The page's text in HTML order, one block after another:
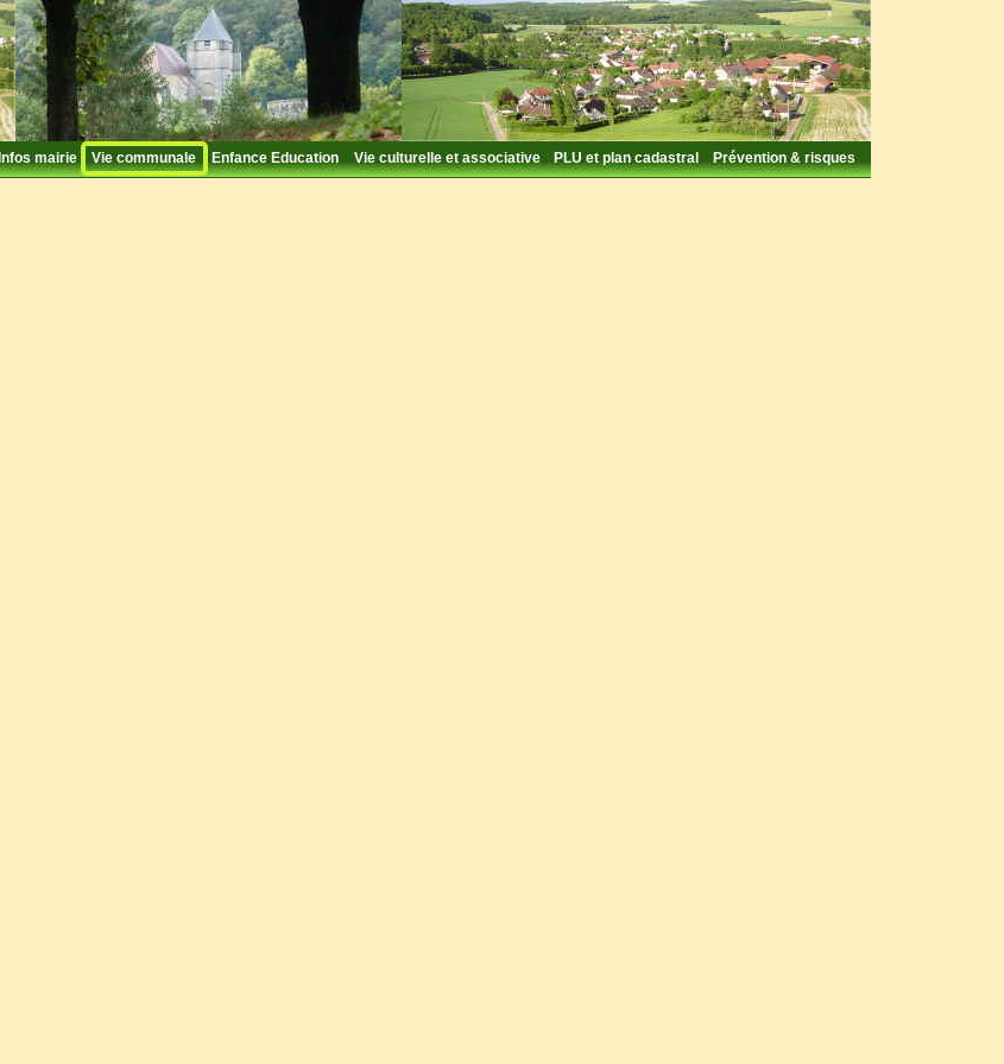
Infos mairie Vie communale Enfance Education Vie culturelle et associative PLU et plan cadastral Prévention & risques